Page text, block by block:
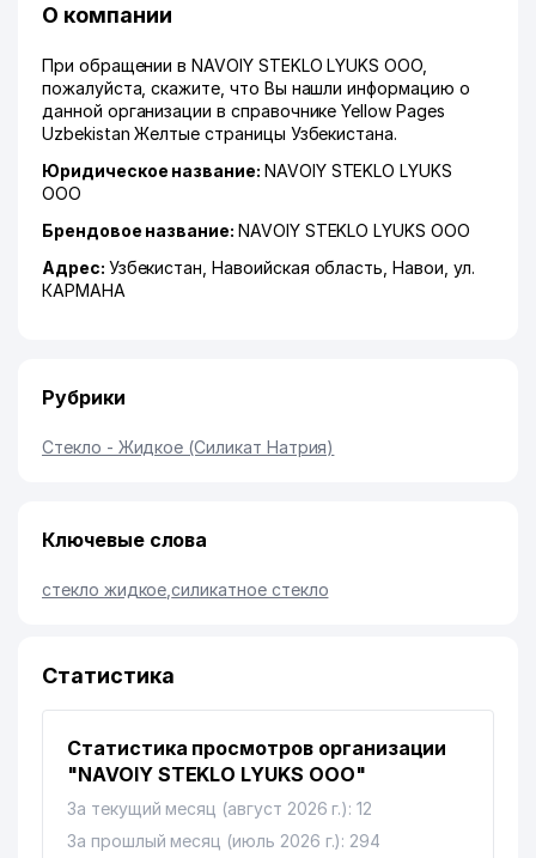
О компании
При обращении в NAVOIY STEKLO LYUKS ООО,
пожалуйста, скажите, что Вы нашли информацию о
данной организации в справочнике Yellow Pages
Uzbekistan Желтые страницы Узбекистана.
Юридическое название: NAVOIY STEKLO LYUKS
ООО
Брендовое название: NAVOIY STEKLO LYUKS ООО
Адрес: Узбекистан,Навоийская область ,Навои ул.
КАРМАНА
Рубрики
Стекло - Жидкое (Силикат Натрия)
Ключевые слова
стекло жидкое ,силикатное стекло
Статистика
Статистика просмотров организации
"NAVOIY STEKLO LYUKS ООО"
За текущий месяц (август 2026 г.): 12
За прошлый месяц (июль 2026 г.): 294